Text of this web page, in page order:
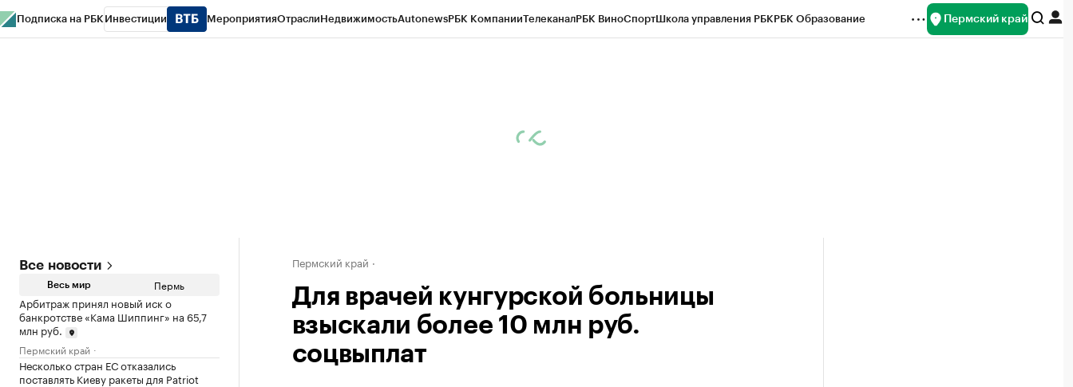
Подписка на РБК Инвестиции МероприятияОтраслиНедвижимостьAutonewsРБК КомпанииТелеканалРБК ВиноСпортШкола управления РБКРБК Образование Пермский край
Все новости
Весь мир Пермь
Арбитраж принял новый иск о
банкротстве «Кама Шиппинг» на 65,7
млн руб.
Пермский край
Несколько стран ЕС отказались
поставлять Киеву ракеты для Patriot
Пермский край
Для врачей кунгурской больницы
взыскали более 10 млн руб.
соцвыплат